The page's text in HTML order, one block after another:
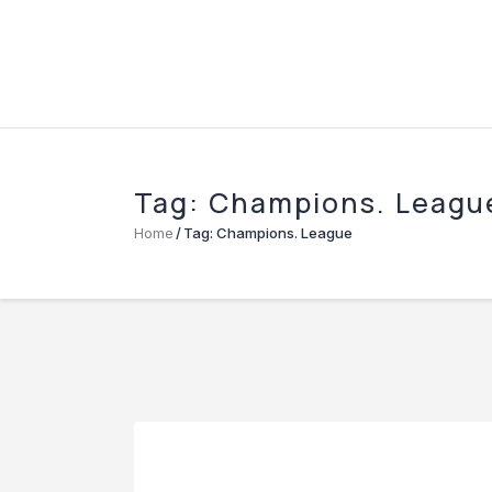
Tag: Champions.
Home Tag: Champions. League